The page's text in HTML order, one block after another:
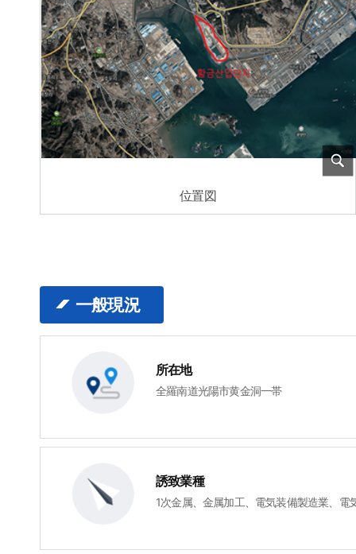
位置図
一般現況
所在地
全羅南道光陽市黄金洞一帯
誘致業種
1次金属、金属加工、電気装備製造業、電